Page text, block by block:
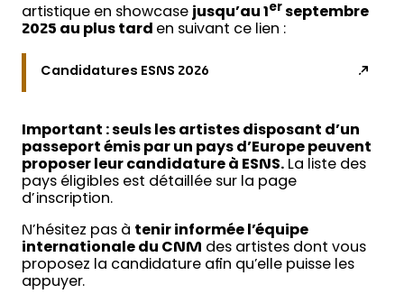
artistique en showcase jusqu’au 1er septembre
2025 au plus tard en suivant ce lien :
Candidatures ESNS 2026
Important : seuls les artistes disposant d’un
passeport émis par un pays d’Europe peuvent
proposer leur candidature à ESNS. La liste des
pays éligibles est détaillée sur la page
d’inscription.
N’hésitez pas à tenir informée l’équipe
internationale du CNM des artistes dont vous
proposez la candidature afin qu’elle puisse les
appuyer.